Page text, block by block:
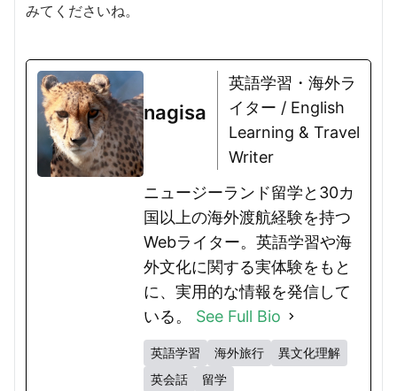
みてくださいね。
nagisa
英語学習・海外ラ
イター / English
Learning & Travel
Writer
ニュージーランド留学と30カ
国以上の海外渡航経験を持つ
Webライター。英語学習や海
外文化に関する実体験をもと
に、実用的な情報を発信して
いる。 See Full Bio
英語学習 海外旅行
異文化理解
英会話
留学